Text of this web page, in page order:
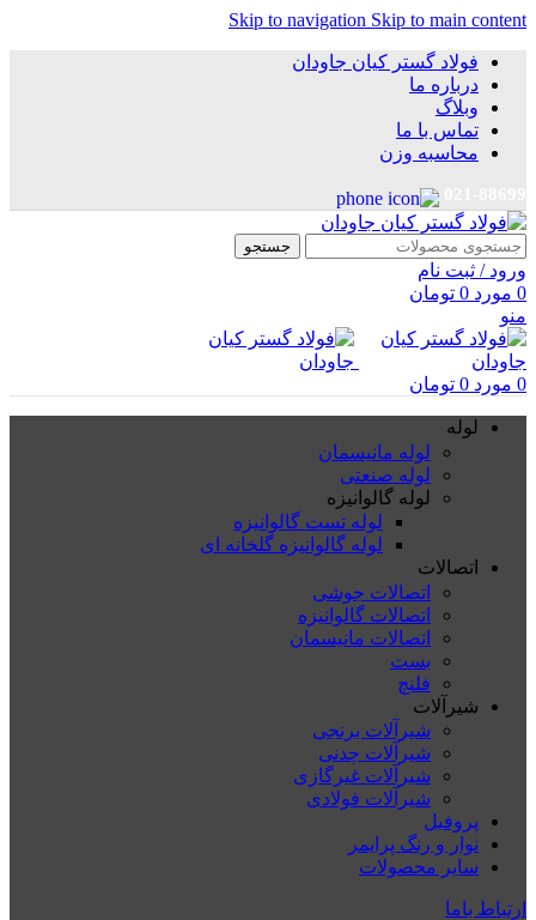
Skip to navigation Skip to main content
فولاد گستر کیان جاودان
درباره ما
وبلاگ
تماس با ما
محاسبه وزن
جستجو
ورود / ثبت نام
0 مورد 0 تومان
منو
0 مورد 0 تومان
لوله
لوله مانیسمان
لوله صنعتی
لوله گالوانیزه
لوله تست گالوانیزه
لوله گالوانیزه گلخانه ای
اتصالات
اتصالات جوشی
اتصالات گالوانیزه
اتصالات مانیسمان
بست
فلنچ
شیرآلات
شیرآلات برنجی
شیرآلات چدنی
شیرآلات غیرگازی
شیرآلات فولادی
پروفیل
نوار و رنگ پرایمر
سایر محصولات
ارتباط باما